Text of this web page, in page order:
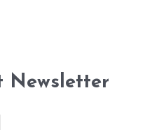
Newsletter